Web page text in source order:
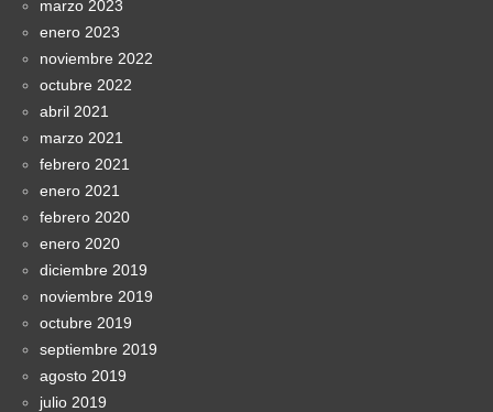
marzo 2023
enero 2023
noviembre 2022
octubre 2022
abril 2021
marzo 2021
febrero 2021
enero 2021
febrero 2020
enero 2020
diciembre 2019
noviembre 2019
octubre 2019
septiembre 2019
agosto 2019
julio 2019